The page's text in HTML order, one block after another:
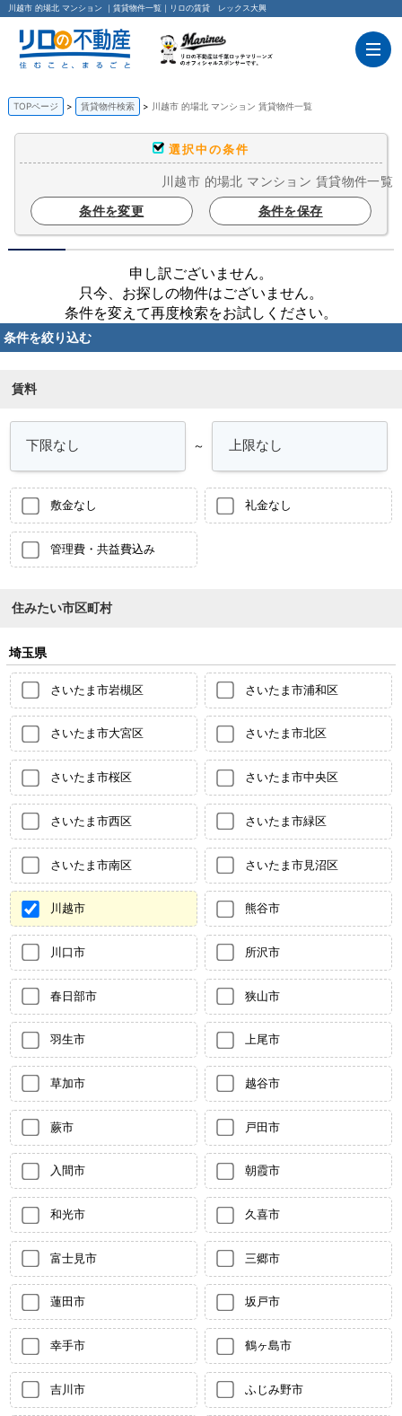
川越市 的場北 マンション ｜賃貸物件一覧｜リロの賃貸 レックス大興
TOPページ 賃貸物件検索 川越市 的場北 マンション 賃貸物件一覧
選択中の条件
川越市 的場北 マンション 賃貸物件一覧
条件を変更
条件を保存
申し訳ございません。
只今、お探しの物件はございません。
条件を変えて再度検索をお試しください。
条件を絞り込む
賃料
～
敷金なし 礼金なし
管理費・共益費込み
住みたい市区町村
埼玉県
さいたま市岩槻区 さいたま市浦和区
さいたま市大宮区 さいたま市北区
さいたま市桜区 さいたま市中央区
さいたま市西区 さいたま市緑区
さいたま市南区 さいたま市見沼区
川越市 熊谷市
川口市 所沢市
春日部市 狭山市
羽生市 上尾市
草加市 越谷市
蕨市 戸田市
入間市 朝霞市
和光市 久喜市
富士見市 三郷市
蓮田市 坂戸市
幸手市 鶴ヶ島市
吉川市 ふじみ野市